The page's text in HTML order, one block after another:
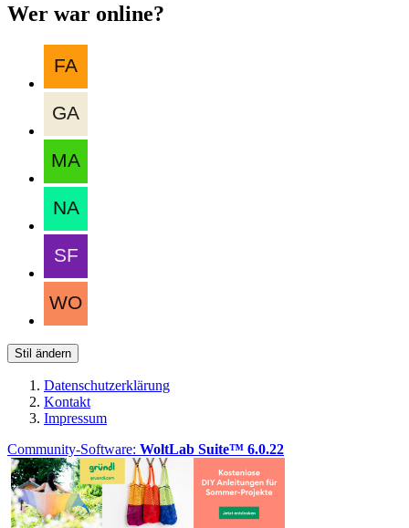
Wer war online?
Stil ändern
Datenschutzerklärung
Kontakt
Impressum
Community-Software: WoltLab Suite™ 6.0.22